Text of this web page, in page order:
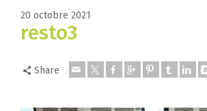
20 octobre 2021
resto3
Share